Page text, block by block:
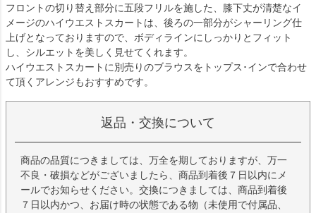
フロントの切り替え部分に五段フリルを施した、膝下丈が清楚なイ
メージのハイウエストスカートは、後ろの一部分がシャーリング仕
上げとなっておりますので、ボディラインにしっかりとフィット
し、シルエットを美しく見せてくれます。
ハイウエストスカートに別売りのブラウスをトップス･インで合わせ
て頂くアレンジもおすすめです。
返品・交換について
商品の品質につきましては、万全を期しておりますが、万一
不良・破損などがございましたら、商品到着後７日以内にメ
ールでお知らせください。交換につきましては、商品到着後
７日以内かつ、お届け時の状態である物（未使用で付属品、